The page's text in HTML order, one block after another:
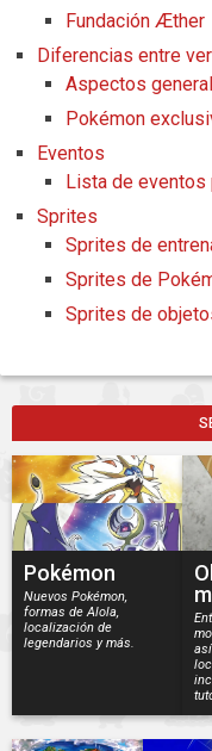
Fundación Æther
Diferencias entre
Aspectos
Pokémon
Eventos
Lista de eventos
Sprites
Sprites de
Sprites de
Sprites de
Pokémon
Nuevos Pokémon,
formas de Alola,
localización de
legendarios y más.